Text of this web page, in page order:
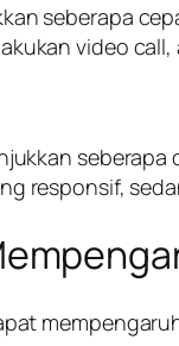
seberapa
video
responsif,